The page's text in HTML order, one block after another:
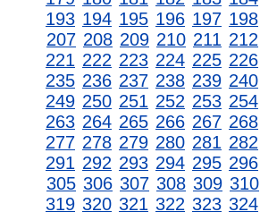
193 194 195 196 197 198
207 208 209 210 211 212
221 222 223 224 225 226
235 236 237 238 239 240
249 250 251 252 253 254
263 264 265 266 267 268
277 278 279 280 281 282
291 292 293 294 295 296
305 306 307 308 309 310
319 320 321 322 323 324